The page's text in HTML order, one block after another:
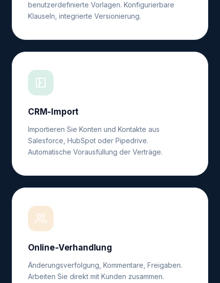
benutzerdefinierte Vorlagen. Konfigurierbare
Klauseln, integrierte Versionierung.
CRM-Import
Importieren Sie Konten und Kontakte aus
Salesforce, HubSpot oder Pipedrive.
Automatische Vorausfüllung der Verträge.
Online-Verhandlung
Änderungsverfolgung, Kommentare, Freigaben.
Arbeiten Sie direkt mit Kunden zusammen.